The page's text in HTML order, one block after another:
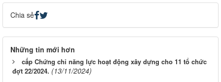
Chia sẻ
Những tin mới hơn
cấp Chứng chỉ năng lực hoạt động xây dựng cho 11 tổ chức
đợt 22/2024. (13/11/2024)